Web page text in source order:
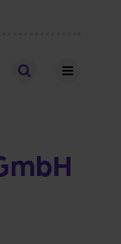
Stellen finden